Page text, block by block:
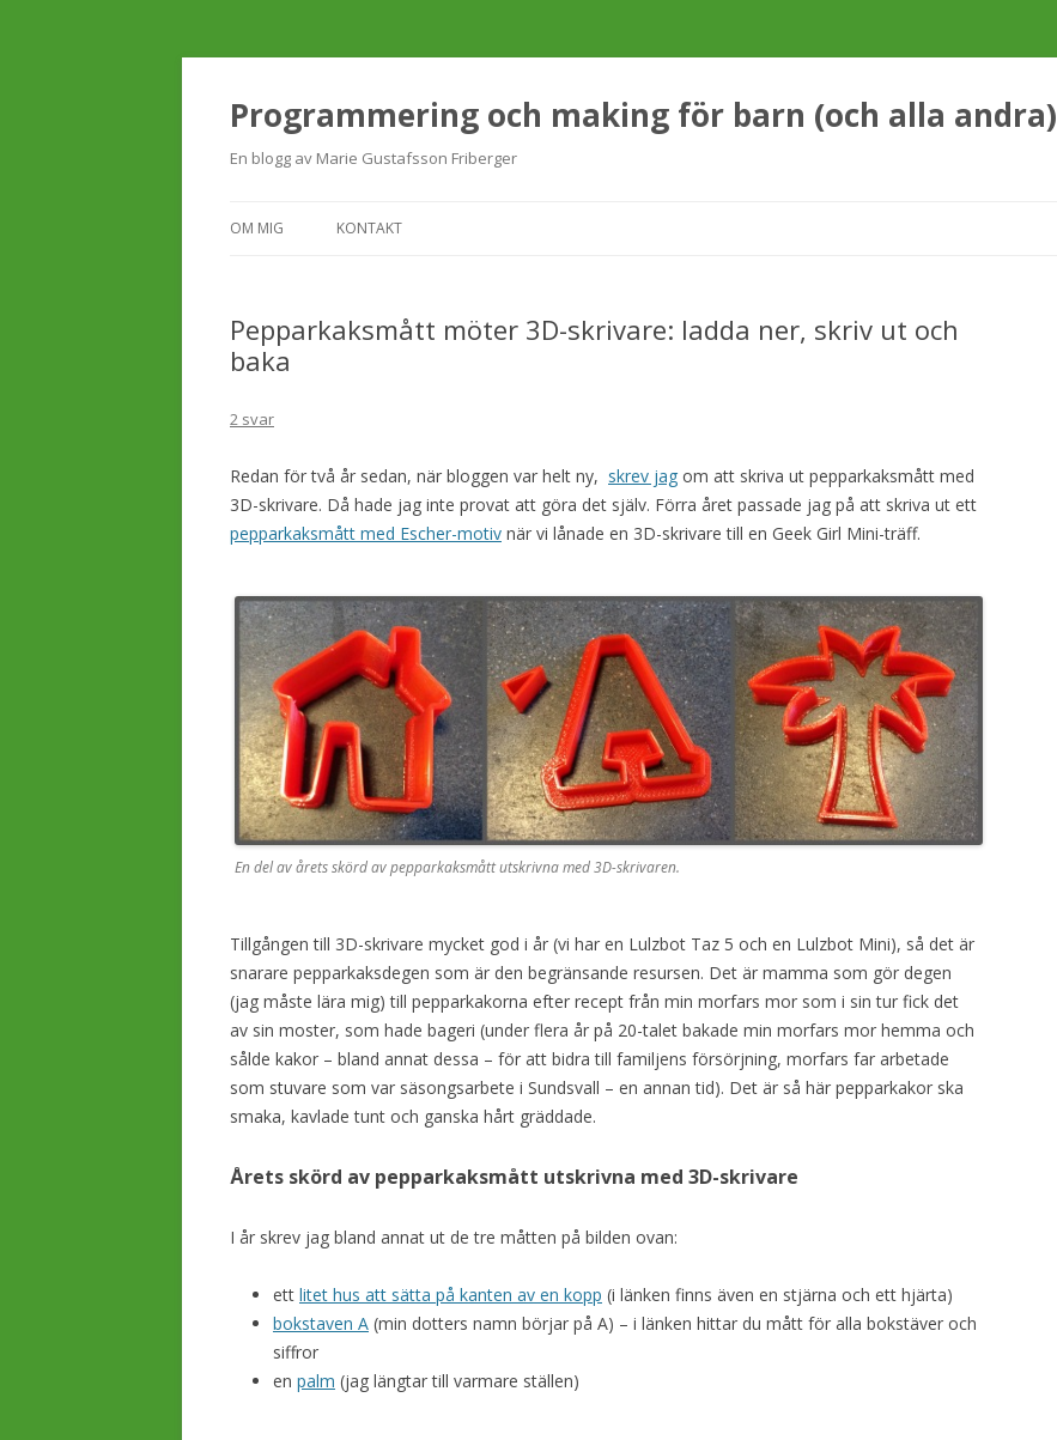
Programmering och making för barn (och alla andra)
En blogg av Marie Gustafsson Friberger
OM MIG KONTAKT
Pepparkaksmått möter 3D-skrivare: ladda ner, skriv ut och
baka
2 svar
Redan för två år sedan, när bloggen var helt ny, skrev jag om att skriva ut pepparkaksmått med
3D-skrivare. Då hade jag inte provat att göra det själv. Förra året passade jag på att skriva ut ett
pepparkaksmått med Escher-motiv när vi lånade en 3D-skrivare till en Geek Girl Mini-träff.
En del av årets skörd av pepparkaksmått utskrivna med 3D-skrivaren.
Tillgången till 3D-skrivare mycket god i år (vi har en Lulzbot Taz 5 och en Lulzbot Mini), så det är
snarare pepparkaksdegen som är den begränsande resursen. Det är mamma som gör degen
(jag måste lära mig) till pepparkakorna efter recept från min morfars mor som i sin tur fick det
av sin moster, som hade bageri (under flera år på 20-talet bakade min morfars mor hemma och
sålde kakor – bland annat dessa – för att bidra till familjens försörjning, morfars far arbetade
som stuvare som var säsongsarbete i Sundsvall – en annan tid). Det är så här pepparkakor ska
smaka, kavlade tunt och ganska hårt gräddade.
Årets skörd av pepparkaksmått utskrivna med 3D-skrivare
I år skrev jag bland annat ut de tre måtten på bilden ovan:
ett litet hus att sätta på kanten av en kopp (i länken finns även en stjärna och ett hjärta)
bokstaven A (min dotters namn börjar på A) – i länken hittar du mått för alla bokstäver och
siffror
en palm (jag längtar till varmare ställen)